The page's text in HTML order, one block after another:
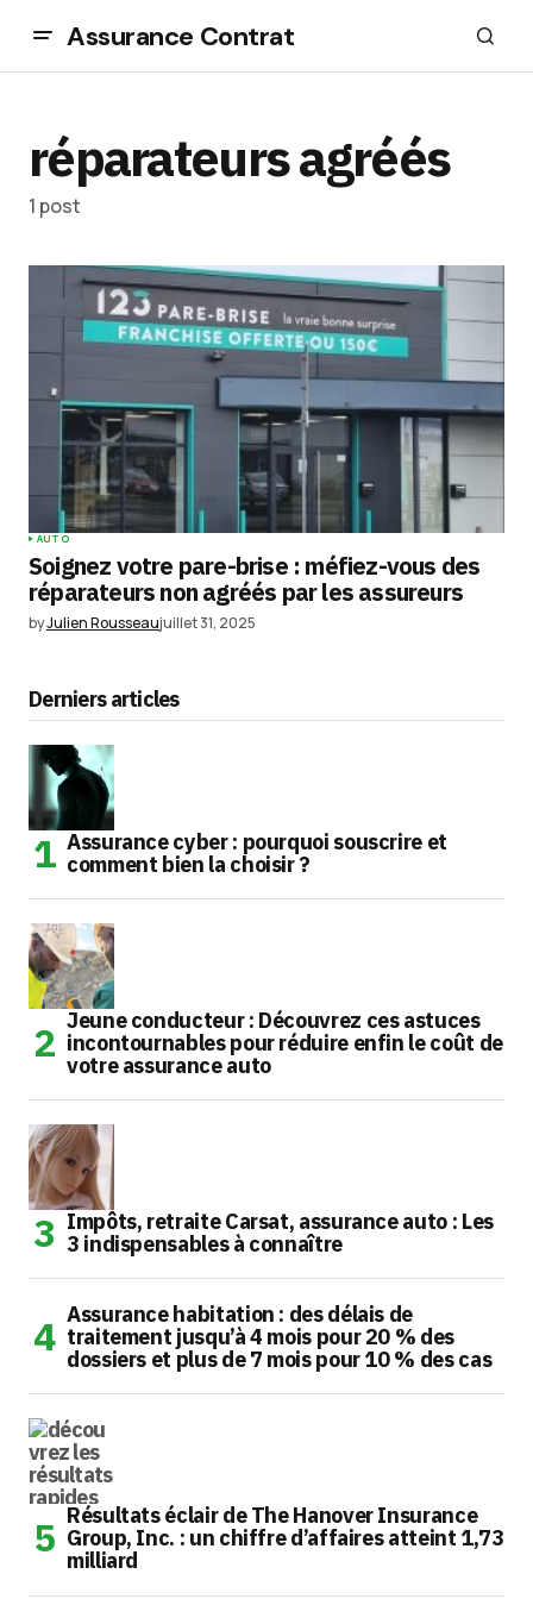
Assurance Contrat
réparateurs agréés
1 post
AUTO
Soignez votre pare-brise : méfiez-vous des
réparateurs non agréés par les assureurs
byJulien Rousseaujuillet 31, 2025
Derniers articles
Assurance cyber : pourquoi souscrire et
comment bien la choisir ?
Jeune conducteur : Découvrez ces astuces
incontournables pour réduire enfin le coût de
votre assurance auto
Impôts, retraite Carsat, assurance auto : Les
3 indispensables à connaître
Assurance habitation : des délais de
traitement jusqu’à 4 mois pour 20 % des
dossiers et plus de 7 mois pour 10 % des cas
Résultats éclair de The Hanover Insurance
Group, Inc. : un chiffre d’affaires atteint 1,73
milliard